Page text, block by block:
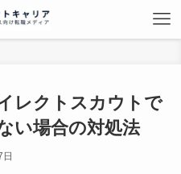
レクトスカウトで
い場合の対処法